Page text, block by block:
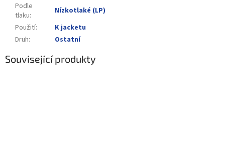
Podle
tlaku:
Nízkotlaké (LP)
Použití:
K jacketu
Druh: Ostatní
Související produkty